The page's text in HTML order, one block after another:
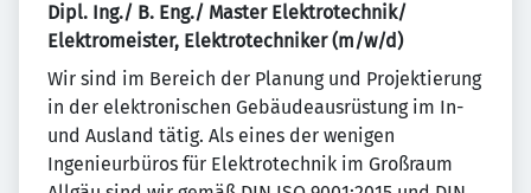
Dipl. Ing./ B. Eng./ Master Elektrotechnik/
Elektromeister, Elektrotechniker (m/w/d)
Wir sind im Bereich der Planung und Projektierung
in der elektronischen Gebäudeausrüstung im In-
und Ausland tätig. Als eines der wenigen
Ingenieurbüros für Elektrotechnik im Großraum